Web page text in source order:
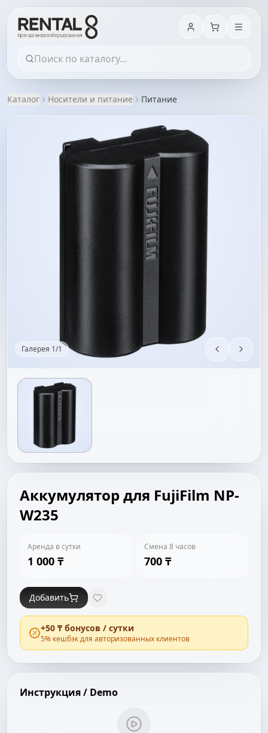
Каталог Носители и питание Питание
Галерея 1/1
Аккумулятор для FujiFilm NP-
W235
Аренда в сутки
1 000 ₸
Смена 8 часов
700 ₸
Добавить
+50 ₸ бонусов / сутки
5% кешбэк для авторизованных клиентов
Инструкция / Demo